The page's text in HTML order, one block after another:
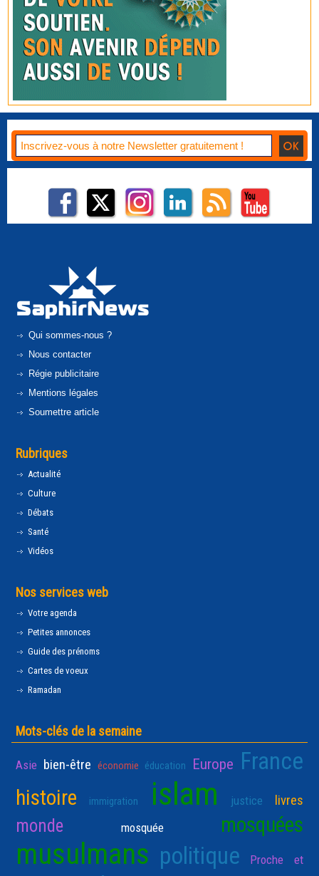
Qui sommes-nous ?
Nous contacter
Régie publicitaire
Mentions légales
Soumettre article
Rubriques
Actualité
Culture
Débats
Santé
Vidéos
Nos services web
Votre agenda
Petites annonces
Guide des prénoms
Cartes de voeux
Ramadan
Mots-clés de la semaine
Asie bien-être économie éducation Europe France
histoire immigration islam justice livres
monde mosquée mosquées
musulmans politique Proche et